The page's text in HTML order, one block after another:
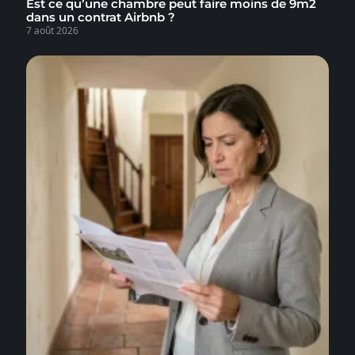
Est ce qu’une chambre peut faire moins de 9m2
dans un contrat Airbnb ?
7 août 2026